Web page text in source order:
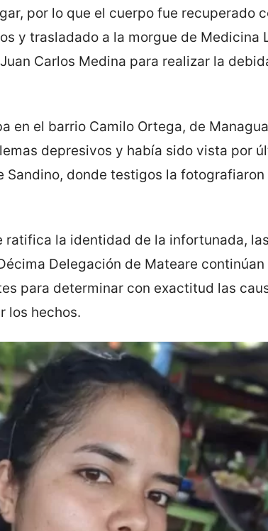
por lo que el cuerpo fue recuperado
y trasladado a la morgue de Medicina
Carlos Medina para realizar la
en el barrio Camilo Ortega, de
depresivos y había sido vista por
Sandino, donde testigos la fotografiaron
ratifica la identidad de la infortunada, las
Delegación de Mateare continúan
para determinar con exactitud las
los hechos.